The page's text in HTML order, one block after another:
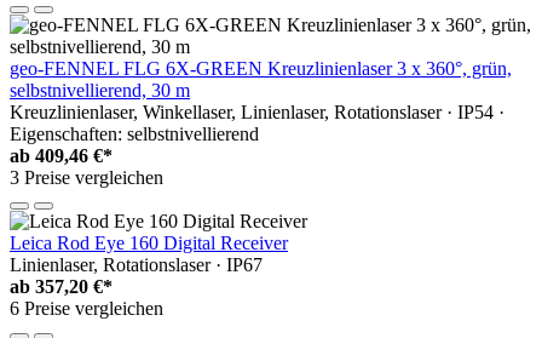
geo-FENNEL FLG 6X-GREEN Kreuzlinienlaser 3 x 360°, grün,
selbstnivellierend, 30 m
Kreuzlinienlaser, Winkellaser, Linienlaser, Rotationslaser · IP54 ·
Eigenschaften: selbstnivellierend
ab 409,46 €*
3 Preise vergleichen
Leica Rod Eye 160 Digital Receiver
Linienlaser, Rotationslaser · IP67
ab 357,20 €*
6 Preise vergleichen